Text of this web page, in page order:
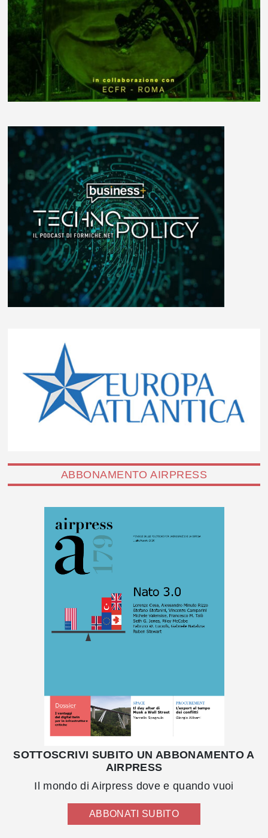
ABBONAMENTO AIRPRESS
SOTTOSCRIVI SUBITO UN ABBONAMENTO A
AIRPRESS
Il mondo di Airpress dove e quando vuoi
ABBONATI SUBITO